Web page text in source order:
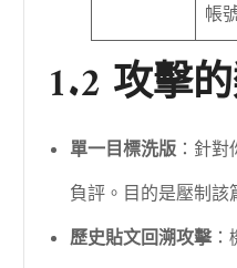
帳
1.2 攻擊
單一目標洗版：針對
負評。目的是壓制該
歷史貼文回溯攻擊：